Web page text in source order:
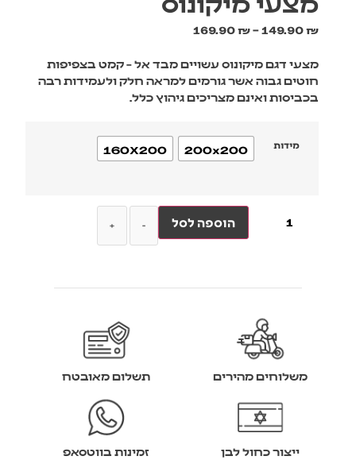
149.90₪
–
169.90₪
מצעי דגם מיקונוס עשויים מבד אל – קמט בצפיפות
חוטים גבוה אשר גורמים למראה חלק ולעמידות רבה
בכביסות ואינם מצריכים גיהוץ כלל.
מידות 200x200
160X200
-
+ הוספה לסל
משלוחים מהירים תשלום מאובטח
ייצור כחול לבן זמינות בווטסאפ